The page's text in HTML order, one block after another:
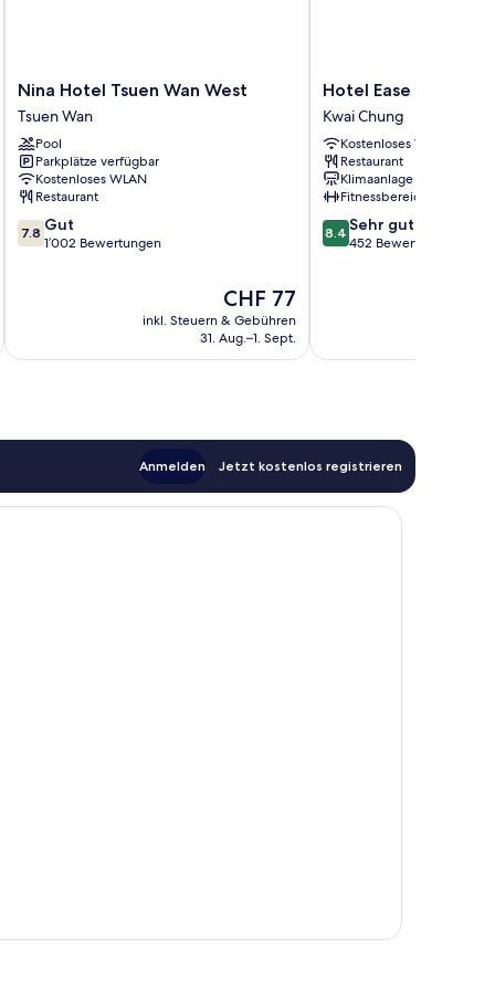
Nina
Hotel
Tsuen
Wan
West
Tsuen
Wan
Nina Hotel Tsuen Wan West
Tsuen Wan
Pool
Parkplätze verfügbar
Kostenloses WLAN
Restaurant
7.8
von
7.8 Gut
1’002 Bewertungen
Der
Preis
beträgt
CHF 77
inkl. Steuern & Gebühren
31. Aug.–1. Sept.
Hotel
Ease
Tsuen
Wan
Kwai
Chung
Hotel Ease Tsuen
Kwai Chung
Kostenloses WLAN
Restaurant
Klimaanlage
Fitnessbereich
8.4
von
8.4 Sehr gut
452 Bewertungen
Anmelden Jetzt kostenlos registrieren